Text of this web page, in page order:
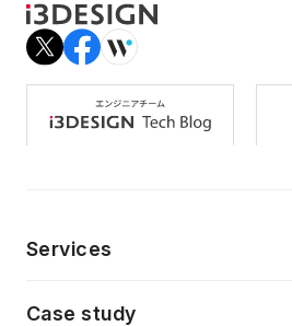
Services
Case study